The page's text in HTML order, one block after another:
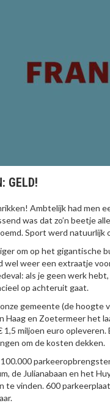
GELD!
Ambtelijk had men
was dat zo’n beetje
Sport werd natuurlijk
om op het gigantische
wel weer een extraatje
als je geen werk
op achteruit gaat.
gemeente (de hoogte
Haag en Zoetermeer het
1,5 miljoen euro
om de kosten dekken.
de Julianabaan en het
te vinden. 600